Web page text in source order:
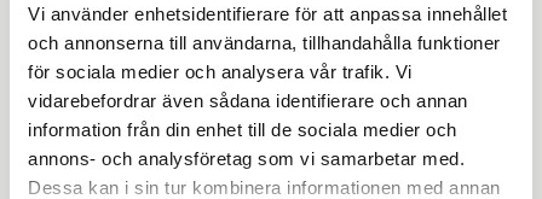
Vi använder enhetsidentifierare för att anpassa innehållet
och annonserna till användarna, tillhandahålla funktioner
för sociala medier och analysera vår trafik. Vi
vidarebefordrar även sådana identifierare och annan
information från din enhet till de sociala medier och
annons- och analysföretag som vi samarbetar med.
Dessa kan i sin tur kombinera informationen med annan
Lägg till i favoriter